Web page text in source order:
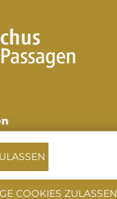
64
COOKIES ZULASSEN